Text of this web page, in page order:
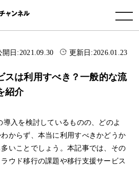
toggle navigation
開日:2021.09.30 更新日:2026.01.23
スは利用すべき？一般的な流
紹介
導入を検討しているものの、どのよ
からず、本当に利用すべきかどうか
いことでしょう。本記事では、その
ウド移行の課題や移行支援サービス